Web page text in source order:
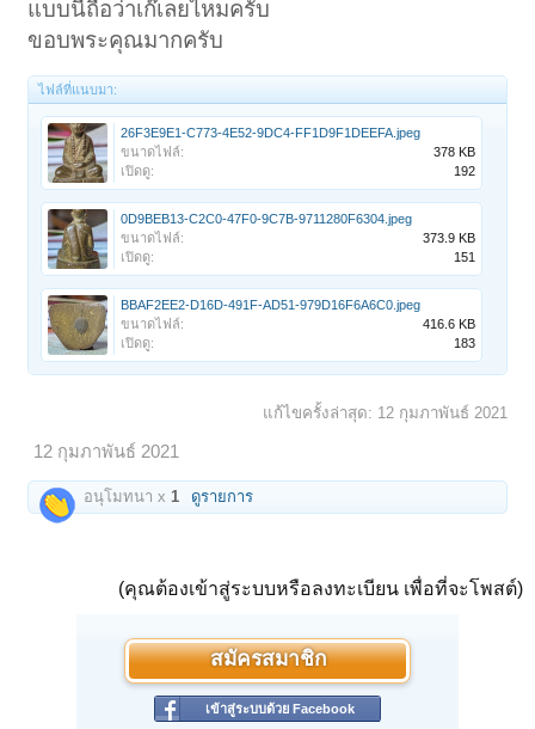
แบบนี้ถือว่าเก๊เลยไหมครับ
ขอบพระคุณมากครับ
ไฟล์ที่แนบมา:
26F3E9E1-C773-4E52-9DC4-FF1D9F1DEEFA.jpeg
ขนาดไฟล์:
378 KB
เปิดดู:
192
0D9BEB13-C2C0-47F0-9C7B-9711280F6304.jpeg
ขนาดไฟล์:
373.9 KB
เปิดดู:
151
BBAF2EE2-D16D-491F-AD51-979D16F6A6C0.jpeg
ขนาดไฟล์:
416.6 KB
เปิดดู:
183
แก้ไขครั้งล่าสุด: 12 กุมภาพันธ์ 2021
12 กุมภาพันธ์ 2021
อนุโมทนา x1 ดูรายการ
(คุณต้องเข้าสู่ระบบหรือลงทะเบียน เพื่อที่จะโพสต์)
สมัครสมาชิก
เข้าสู่ระบบด้วย Facebook